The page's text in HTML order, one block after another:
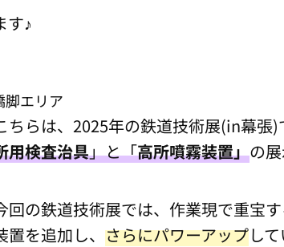
す♪
エリア
ちらは、2025年の鉄道技術展(in幕張
用検査治具」と「高所噴霧装置」の
回の鉄道技術展では、作業現で重宝
置を追加し、さらにパワーアップし